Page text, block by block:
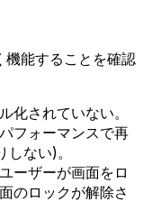
機能することを確認
化されていない。
フォーマンスで再
ない)。
ーザーが画面をロ
のロックが解除さ